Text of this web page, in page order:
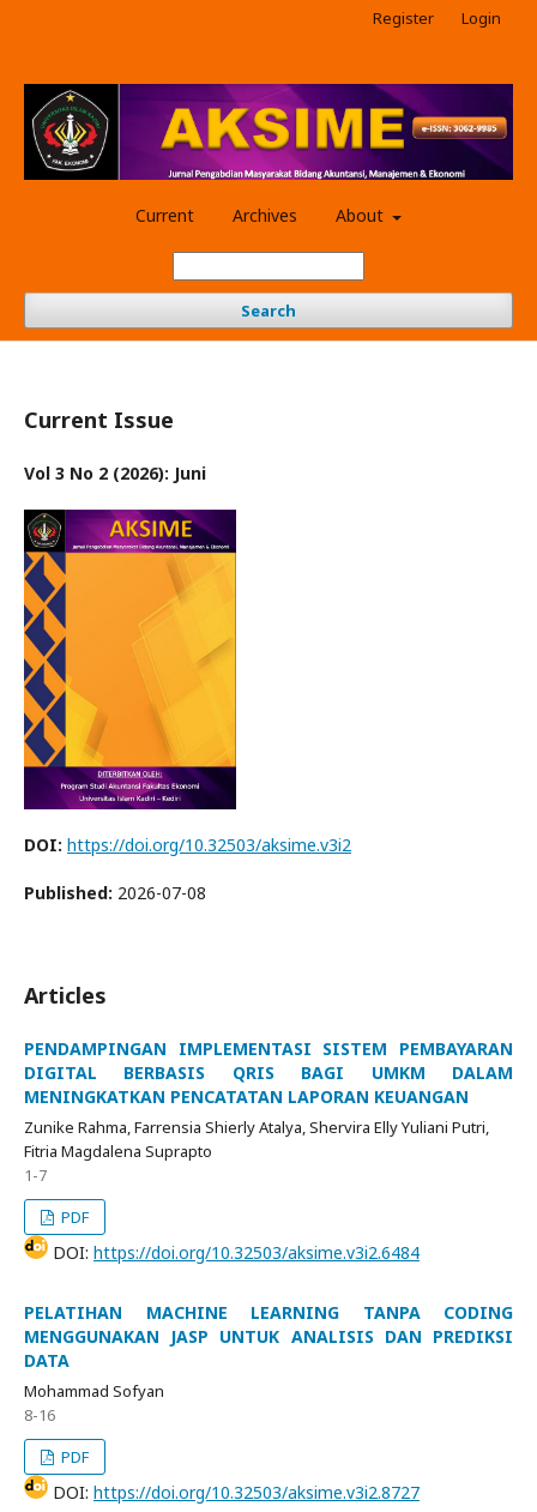
Current Archives About
Search
Register Login
Current Issue
Vol 3 No 2 (2026): Juni
DOI: https://doi.org/10.32503/aksime.v3i2
Published: 2026-07-08
Articles
PENDAMPINGAN IMPLEMENTASI SISTEM PEMBAYARAN
DIGITAL BERBASIS QRIS BAGI UMKM DALAM
MENINGKATKAN PENCATATAN LAPORAN KEUANGAN
Zunike Rahma, Farrensia Shierly Atalya, Shervira Elly Yuliani Putri,
Fitria Magdalena Suprapto
1-7
PDF
DOI: https://doi.org/10.32503/aksime.v3i2.6484
PELATIHAN MACHINE LEARNING TANPA CODING
MENGGUNAKAN JASP UNTUK ANALISIS DAN PREDIKSI
DATA
Mohammad Sofyan
8-16
PDF
DOI: https://doi.org/10.32503/aksime.v3i2.8727